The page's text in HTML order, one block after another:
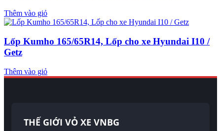
Thêm vào giỏ
Lốp Kumho 165/65R14, Lốp cho xe Hyundai I10 /
Getz
Thêm vào giỏ
THẾ GIỚI VỎ XE VNBG